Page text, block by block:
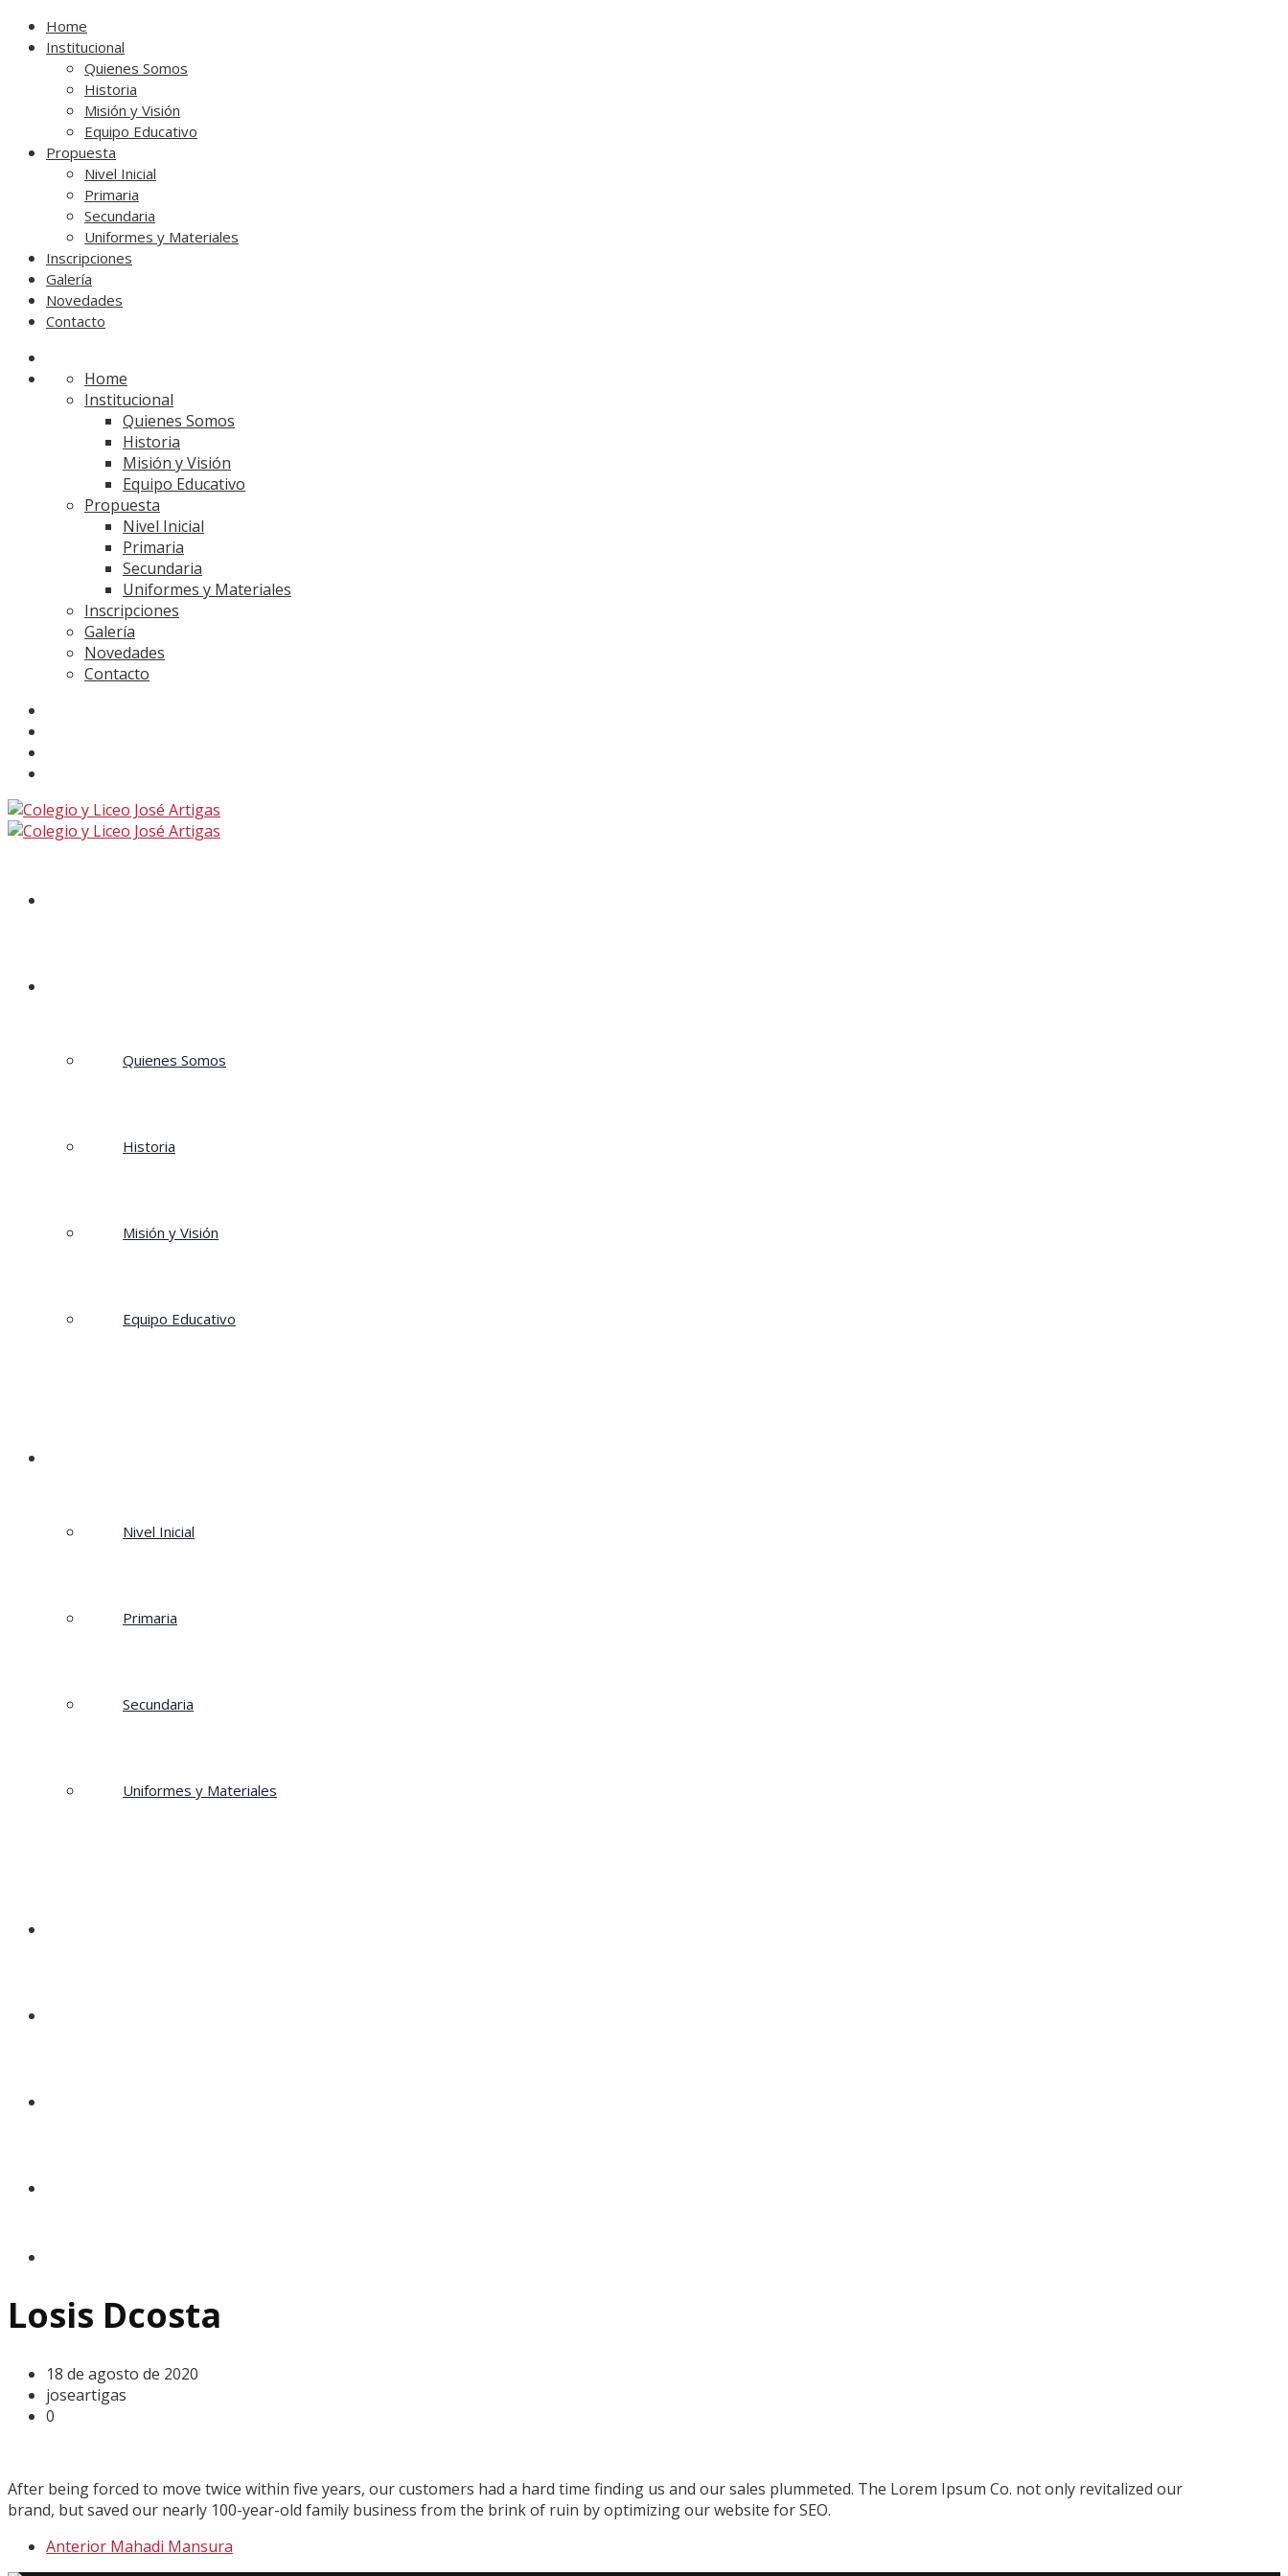
Home
Institucional
Quienes Somos
Historia
Misión y Visión
Equipo Educativo
Propuesta
Nivel Inicial
Primaria
Secundaria
Uniformes y Materiales
Inscripciones
Galería
Novedades
Contacto
Home
Institucional
Quienes Somos
Historia
Misión y Visión
Equipo Educativo
Propuesta
Nivel Inicial
Primaria
Secundaria
Uniformes y Materiales
Inscripciones
Galería
Novedades
Contacto
Quienes Somos
Historia
Misión y Visión
Equipo Educativo
Nivel Inicial
Primaria
Secundaria
Uniformes y Materiales
Losis Dcosta
18 de agosto de 2020
joseartigas
0
After being forced to move twice within five years, our customers had a hard time finding us and our sales plummeted. The Lorem Ipsum Co. not only revitalized our
brand, but saved our nearly 100-year-old family business from the brink of ruin by optimizing our website for SEO.
Anterior Mahadi Mansura